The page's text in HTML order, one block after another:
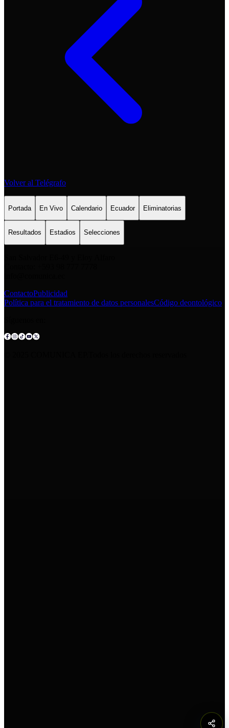
Volver al Telégrafo
Portada En Vivo Calendario Ecuador Eliminatorias
Resultados Estadios Selecciones
ContactoPublicidad
Política para el tratamiento de datos personalesCódigo deontológico